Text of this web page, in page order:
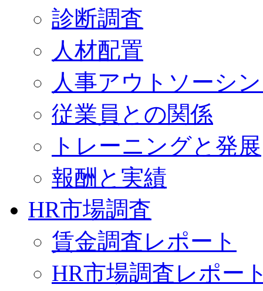
診断調査
人材配置
人事アウトソーシ
従業員との関係
トレーニングと発展
報酬と実績
HR市場調査
賃金調査レポート
HR市場調査レポー